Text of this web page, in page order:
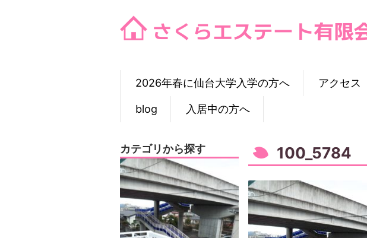
2026年春に仙台大学入学の方へ アクセス
blog 入居中の方へ
100_5784
カテゴリから探す